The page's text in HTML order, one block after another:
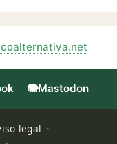
🐘Mastodon
legal ·